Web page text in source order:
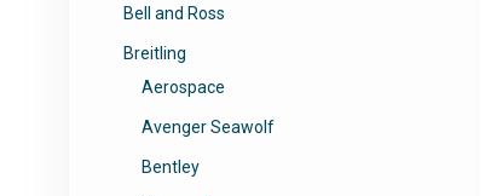
Bell and Ross
Breitling
Aerospace
Avenger Seawolf
Bentley